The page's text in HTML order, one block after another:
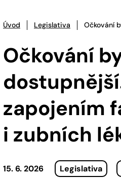
Úvod Legislativa Očkování
Očkování
zapojením
i zubních
15. 6. 2026 Legislativa